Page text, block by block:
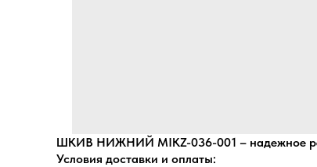
ШКИВ НИЖНИЙ MIKZ-036-001 – надежное
Условия доставки и оплаты: